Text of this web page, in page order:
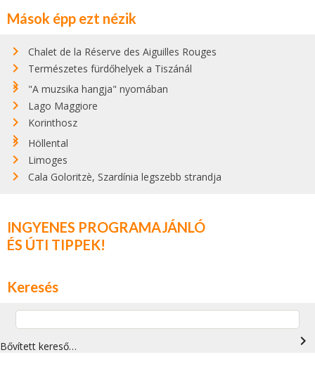
Mások épp ezt nézik
Chalet de la Réserve des Aiguilles Rouges
Természetes fürdőhelyek a Tiszánál
"A muzsika hangja" nyomában
Lago Maggiore
Korinthosz
Höllental
Limoges
Cala Goloritzè, Szardínia legszebb strandja
INGYENES PROGRAMAJÁNLÓ
ÉS ÚTI TIPPEK!
Keresés
Bővített kereső… navigate_next